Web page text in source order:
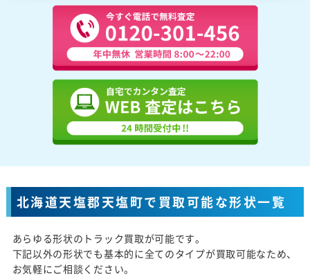
北海道天塩郡天塩町で買取可能な形状一覧
あらゆる形状のトラック買取が可能です。
下記以外の形状でも基本的に全てのタイプが買取可能なため、
お気軽にご相談ください。